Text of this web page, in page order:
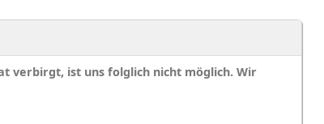
verbirgt, ist uns folglich nicht möglich. Wir